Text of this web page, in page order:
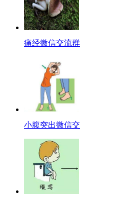
痛经微信交流群
小腹突出微信交